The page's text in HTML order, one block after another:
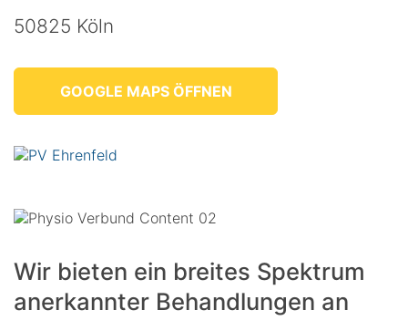
50825 Köln
GOOGLE MAPS ÖFFNEN
Wir bieten ein breites Spektrum
anerkannter Behandlungen an